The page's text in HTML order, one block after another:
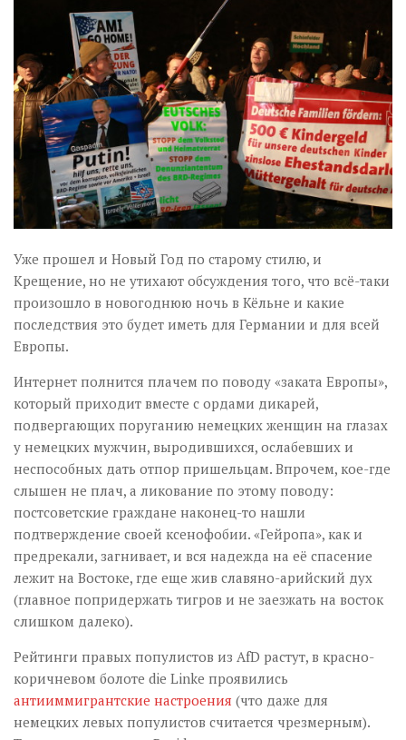
Візуальне
Научпоп
Головне
Цитати
Inter/antinational
Уже прошел и Новый Год по старому стилю, и
Крещение, но не утихают обсуждения того, что всё-таки
произошло в новогоднюю ночь в Кёльне и какие
последствия это будет иметь для Германии и для всей
Европы.
Интернет полнится плачем по поводу «заката Европы»,
который приходит вместе с ордами дикарей,
подвергающих поруганию немецких женщин на глазах
у немецких мужчин, выродившихся, ослабевших и
неспособных дать отпор пришельцам. Впрочем, кое-где
слышен не плач, а ликование по этому поводу:
постсоветские граждане наконец-то нашли
подтверждение своей ксенофобии. «Гейропа», как и
предрекали, загнивает, и вся надежда на её спасение
лежит на Востоке, где еще жив славяно-арийский дух
(главное попридержать тигров и не заезжать на восток
слишком далеко).
Рейтинги правых популистов из AfD растут, в красно-
коричневом болоте die Linke проявились
антииммигрантские настроения (что даже для
немецких левых популистов считается чрезмерным).